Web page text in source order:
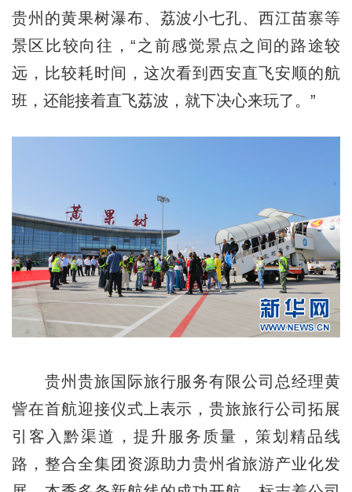
贵州的黄果树瀑布、荔波小七孔、西江苗寨等
景区比较向往，“之前感觉景点之间的路途较
远，比较耗时间，这次看到西安直飞安顺的航
班，还能接着直飞荔波，就下决心来玩了。”
贵州贵旅国际旅行服务有限公司总经理黄
訾在首航迎接仪式上表示，贵旅旅行公司拓展
引客入黔渠道，提升服务质量，策划精品线
路，整合全集团资源助力贵州省旅游产业化发